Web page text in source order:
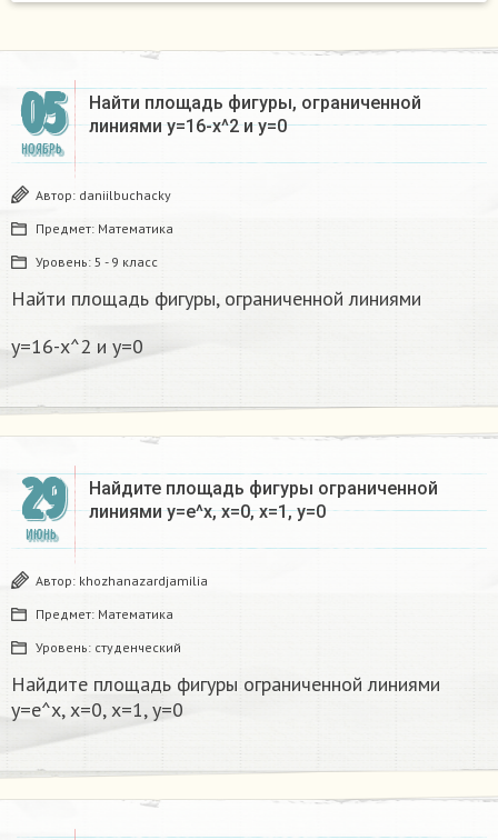
05
НОЯБРЬ
Найти площадь фигуры, ограниченной
линиями y=16-x^2 и y=0
Автор: daniilbuchacky
Предмет: Математика
Уровень: 5 - 9 класс
Найти площадь фигуры, ограниченной линиями
y=16-x^2 и y=0
29
ИЮНЬ
Найдите площадь фигуры ограниченной
линиями y=e^x, x=0, x=1, y=0
Автор: khozhanazardjamilia
Предмет: Математика
Уровень: студенческий
Найдите площадь фигуры ограниченной линиями
y=e^x, x=0, x=1, y=0